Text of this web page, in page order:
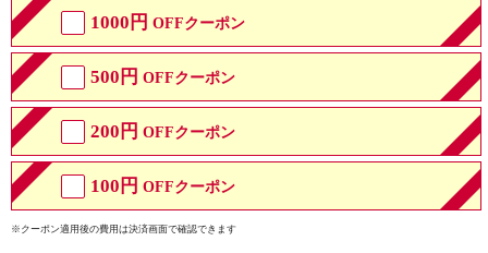
1000円 OFFクーポン
500円 OFFクーポン
200円 OFFクーポン
100円 OFFクーポン
※クーポン適用後の費用は決済画面で確認できます